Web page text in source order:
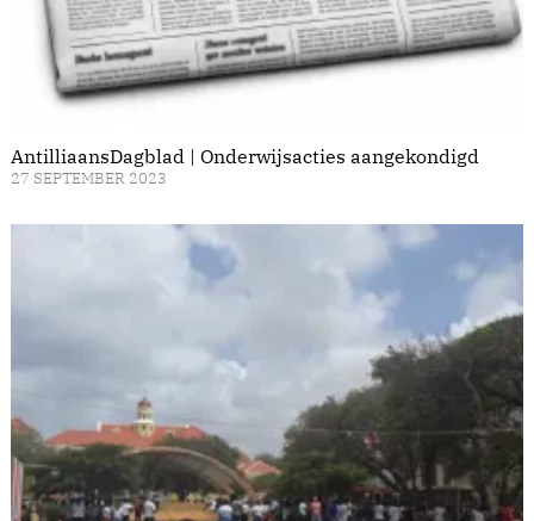
AntilliaansDagblad | Onderwijsacties aangekondigd
27 SEPTEMBER 2023